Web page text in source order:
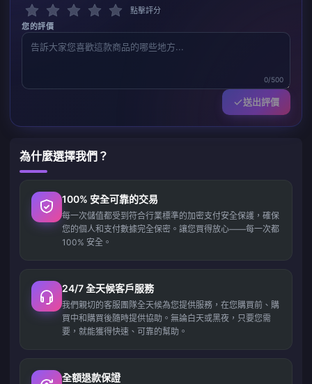
點擊評分
您的評價
0/500
送出評價
為什麼選擇我們？
100% 安全可靠的交易
每一次儲值都受到符合行業標準的加密支付安全保護，確保
您的個人和支付數據完全保密。讓您買得放心——每一次都
100% 安全。
24/7 全天候客戶服務
我們親切的客服團隊全天候為您提供服務，在您購買前、購
買中和購買後隨時提供協助。無論白天或黑夜，只要您需
要，就能獲得快速、可靠的幫助。
全額退款保證